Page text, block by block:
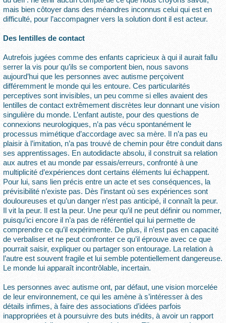
mais bien côtoyer dans des méandres inconnus celui qui est en
difficulté, pour l’accompagner vers la solution dont il est acteur.
Des lentilles de contact
Autrefois jugées comme des enfants capricieux à qui il aurait fallu
serrer la vis pour qu’ils se comportent bien, nous savons
aujourd’hui que les personnes avec autisme perçoivent
différemment le monde qui les entoure. Ces particularités
perceptives sont invisibles, un peu comme si elles avaient des
lentilles de contact extrêmement discrètes leur donnant une vision
singulière du monde. L’enfant autiste, pour des questions de
connexions neurologiques, n’a pas vécu spontanément le
processus mimétique d’accordage avec sa mère. Il n’a pas eu
plaisir à l’imitation, n’a pas trouvé de chemin pour être conduit dans
ses apprentissages. En autodidacte absolu, il construit sa relation
aux autres et au monde par essais/erreurs, confronté à une
multiplicité d’expériences dont certains éléments lui échappent.
Pour lui, sans lien précis entre un acte et ses conséquences, la
prévisibilité n’existe pas. Dès l’instant où ses expériences sont
douloureuses et qu’un danger n’est pas anticipé, il connaît la peur.
Il vit la peur. Il est la peur. Une peur qu’il ne peut définir ou nommer,
puisqu’ici encore il n’a pas de référentiel qui lui permette de
comprendre ce qu’il expérimente. De plus, il n’est pas en capacité
de verbaliser et ne peut confronter ce qu’il éprouve avec ce que
pourrait saisir, expliquer ou partager son entourage. La relation à
l’autre est souvent fragile et lui semble potentiellement dangereuse.
Le monde lui apparaît incontrôlable, incertain.
Les personnes avec autisme ont, par défaut, une vision morcelée
de leur environnement, ce qui les amène à s’intéresser à des
détails infimes, à faire des associations d’idées parfois
inappropriées et à poursuivre des buts inédits, à avoir un rapport